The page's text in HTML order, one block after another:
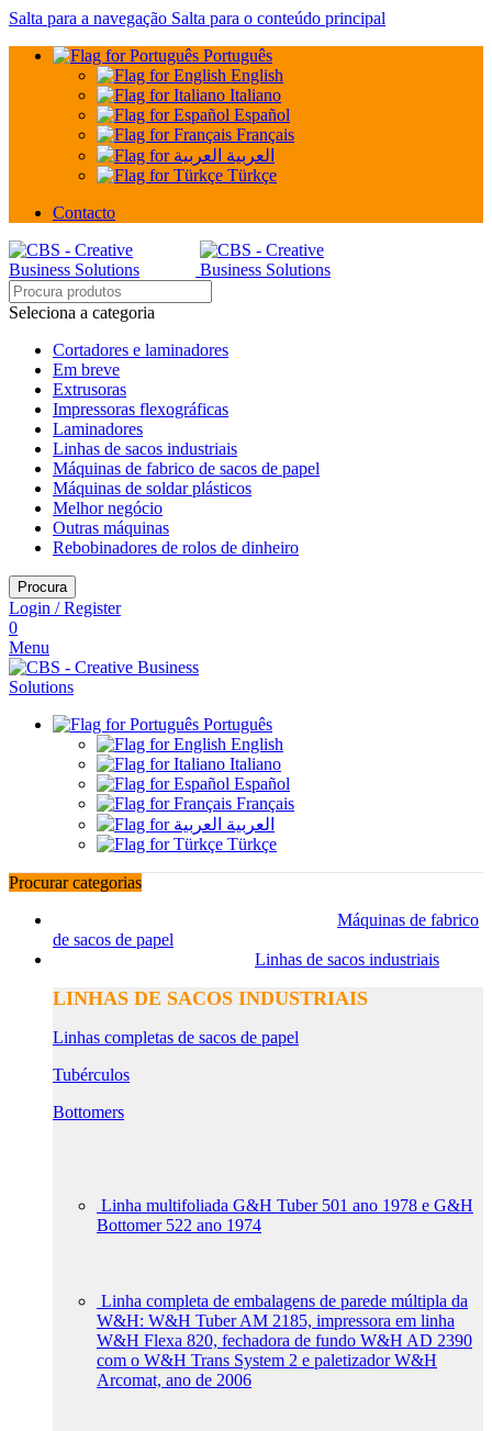
Salta para a navegação Salta para o conteúdo principal
Português
English
Italiano
Español
Français
العربية
Türkçe
Contacto
Seleciona a categoria
Cortadores e laminadores
Em breve
Extrusoras
Impressoras flexográficas
Laminadores
Linhas de sacos industriais
Máquinas de fabrico de sacos de papel
Máquinas de soldar plásticos
Melhor negócio
Outras máquinas
Rebobinadores de rolos de dinheiro
Procura
Login / Register
0
Menu
Português
English
Italiano
Español
Français
العربية
Türkçe
Procurar categorias
Máquinas de fabrico
de sacos de papel
Linhas de sacos industriais
LINHAS DE SACOS INDUSTRIAIS
Linhas completas de sacos de papel
Tubérculos
Bottomers
Linha multifoliada G&H Tuber 501 ano 1978 e G&H
Bottomer 522 ano 1974
Linha completa de embalagens de parede múltipla da
W&H: W&H Tuber AM 2185, impressora em linha
W&H Flexa 820, fechadora de fundo W&H AD 2390
com o W&H Trans System 2 e paletizador W&H
Arcomat, ano de 2006